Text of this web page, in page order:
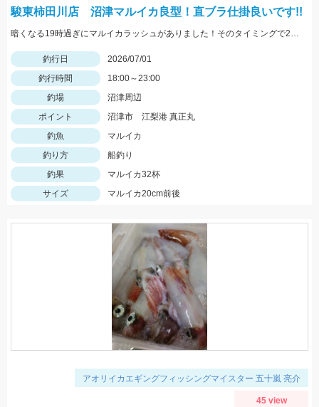
駿東柿田川店 沼津マルイカ良型！直ブラ仕掛良いです!!
暗くなる19時過ぎにマルイカラッシュがありました！そのタイミングで20杯近く釣ることができましたが後半はイカメタルのメタルスッテに反応が集中しました。
釣行日
2026/07/01
釣行時間
18:00～23:00
釣場
沼津周辺
ポイント
沼津市 江梨港 真正丸
釣魚
マルイカ
釣り方
船釣り
釣果
マルイカ32杯
サイズ
マルイカ20cm前後
アオリイカエギングフィッシングマイスター 五十嵐 亮介
45 view